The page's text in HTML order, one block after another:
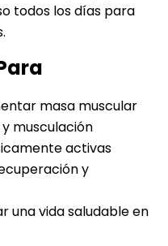
todos los días para
masa muscular
musculación
activas
y
una vida saludable en